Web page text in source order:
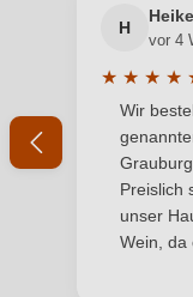
adresse
Inhalt
Ihre E-Mail-
Ihr Passwort
H
Heike
vor 4
★ ★ ★ ★
Wir
Preislich
unser
Wein, da